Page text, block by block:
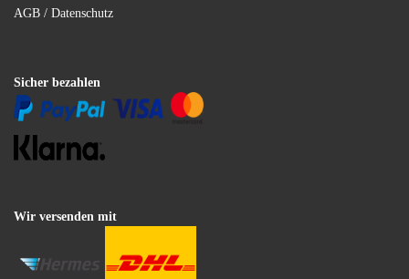
AGB / Datenschutz
Sicher bezahlen
Wir versenden mit